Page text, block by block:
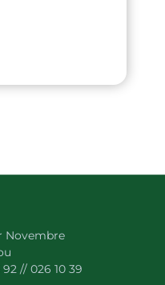
Novembre
92 // 026 10 39